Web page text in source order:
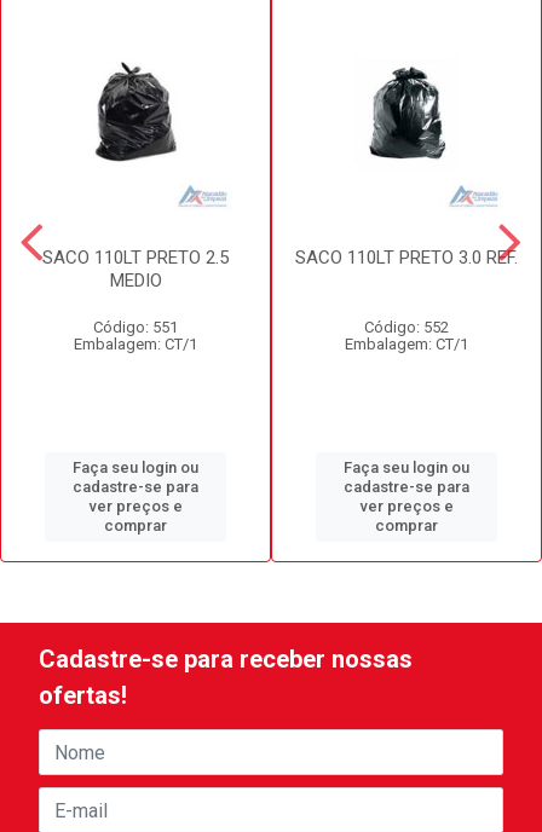
SACO 110LT PRETO 2.5
MEDIO
Código: 551
Embalagem: CT/1
Faça seu login ou
cadastre-se para
ver preços e
comprar
SACO 110LT PRETO 3.0 REF.
Código: 552
Embalagem: CT/1
Faça seu login ou
cadastre-se para
ver preços e
comprar
Cadastre-se para receber nossas
ofertas!